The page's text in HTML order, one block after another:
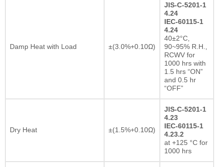
Damp Heat with Load ±(3.0%+0.10Ω)
JIS-C-5201-1
4.24
IEC-60115-1
4.24
40±2°C,
90~95% R.H.,
RCWV for
1000 hrs with
1.5 hrs “ON”
and 0.5 hr
“OFF”
Dry Heat ±(1.5%+0.10Ω)
JIS-C-5201-1
4.23
IEC-60115-1
4.23.2
at +125 °C for
1000 hrs